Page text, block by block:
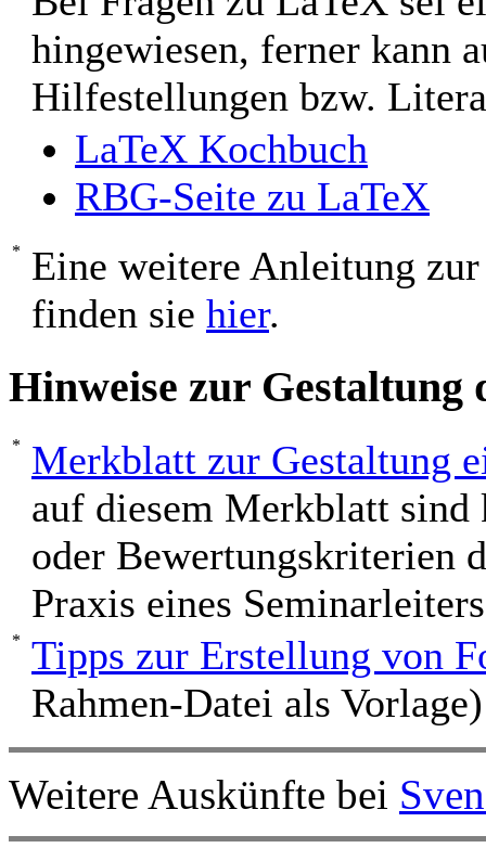
hingewiesen, ferner kann
Hilfestellungen bzw.
LaTeX Kochbuch
RBG-Seite zu LaTeX
Eine weitere Anleitung
finden sie hier.
Hinweise zur Gestaltung
Merkblatt zur Gestaltung
auf diesem Merkblatt
oder Bewertungskriterien
Praxis eines
Tipps zur Erstellung von
Rahmen-Datei als Vorlage)
Weitere Auskünfte bei